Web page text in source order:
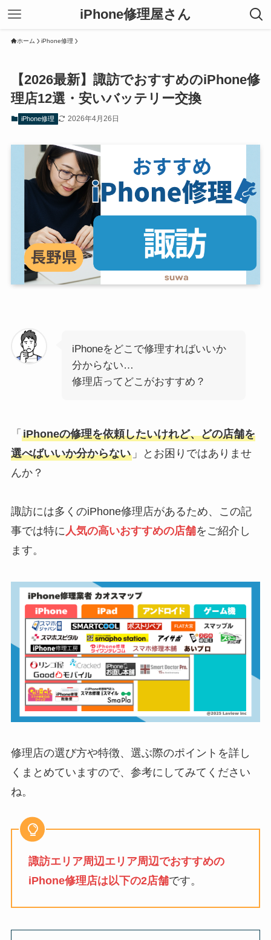
iPhone修理屋さん
ホーム iPhone修理
【2026最新】諏訪でおすすめのiPhone修
理店12選・安いバッテリー交換
iPhone修理 2026年4月26日
iPhoneをどこで修理すればいいか
分からない…
修理店ってどこがおすすめ？
「 iPhoneの修理を依頼したいけれど、どの店舗を
選べばいいか分からない」とお困りではありませ
んか？
諏訪には多くのiPhone修理店があるため、この記
事では特に 人気の高いおすすめの店舗をご紹介し
ます。
修理店の選び方や特徴、選ぶ際のポイントを詳し
くまとめていますので、参考にしてみてください
ね。
諏訪エリア周辺エリア周辺でおすすめの
iPhone修理店は以下の2店舗です。